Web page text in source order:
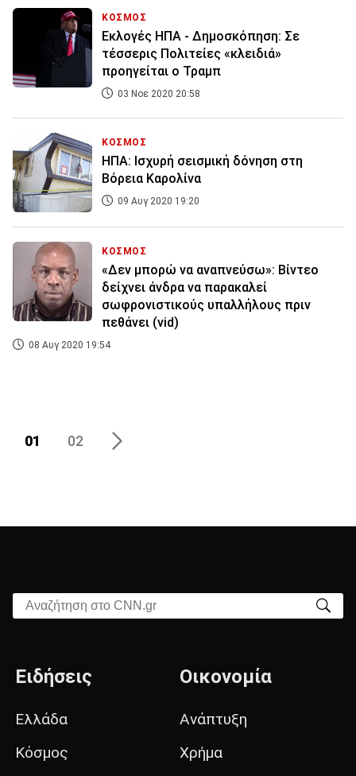
ΚΟΣΜΟΣ
Εκλογές ΗΠΑ - Δημοσκόπηση: Σε
τέσσερις Πολιτείες «κλειδιά»
προηγείται ο Τραμπ
03 Νοε 2020 20:58
ΚΟΣΜΟΣ
ΗΠΑ: Ισχυρή σεισμική δόνηση στη
Βόρεια Καρολίνα
09 Αυγ 2020 19:20
ΚΟΣΜΟΣ
«Δεν μπορώ να αναπνεύσω»: Βίντεο
δείχνει άνδρα να παρακαλεί
σωφρονιστικούς υπαλλήλους πριν
πεθάνει (vid)
08 Αυγ 2020 19:54
01 02
Αναζήτηση στο CNN.gr
Ειδήσεις
Ελλάδα
Κόσμος
Οικονομία
Ανάπτυξη
Χρήμα